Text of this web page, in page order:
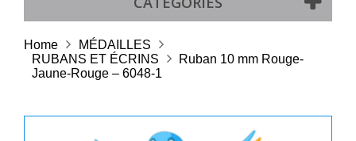
Home
MÉDAILLES
RUBANS ET ÉCRINS
Ruban 10 mm Rouge-
Jaune-Rouge – 6048-1